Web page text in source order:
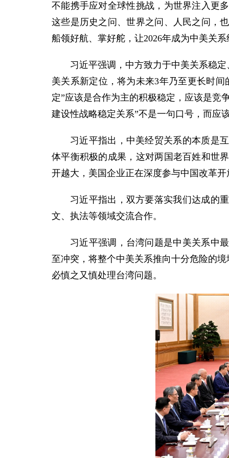
不能携手应对全球性挑战，为世界注入更
这些是历史之问、世界之问、人民之问，
船领好航、掌好舵，让2026年成为中美关
习近平强调，中方致力于中美关系稳
美关系新定位，将为未来3年乃至更长时
定”应该是合作为主的积极稳定，应该是竞
建设性战略稳定关系”不是一句口号，而应
习近平指出，中美经贸关系的本质是
体平衡积极的成果，这对两国老百姓和世
开越大，美国企业正在深度参与中国改革
习近平指出，双方要落实我们达成的
文、执法等领域交流合作。
习近平强调，台湾问题是中美关系中
至冲突，将整个中美关系推向十分危险的
必慎之又慎处理台湾问题。